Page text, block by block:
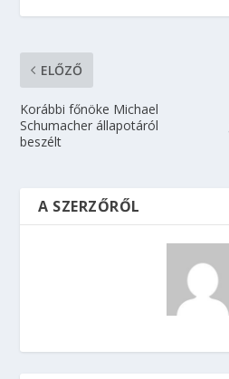
ELŐZŐ
Korábbi főnöke Michael
Schumacher állapotáról
beszélt
A SZERZŐRŐL